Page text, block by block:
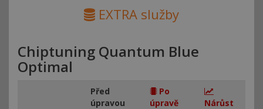
EXTRA služby
Chiptuning Quantum Blue
Optimal
Před
úpravou
Po
úpravě
Nárůst